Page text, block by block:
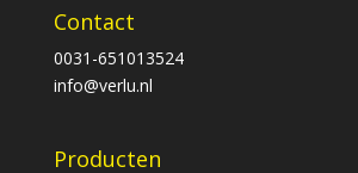
Contact
0031-651013524
info@verlu.nl
Producten